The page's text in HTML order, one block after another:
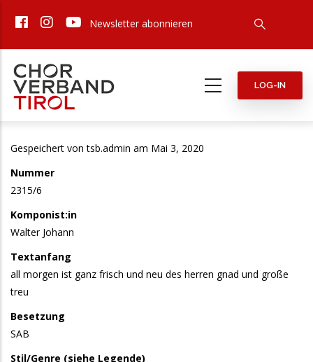
zum
Newsletter abonnieren
LOG-IN
Gespeichert vontsb.admin am Mai 3, 2020
Nummer
2315/6
Komponist:in
Walter Johann
Textanfang
all morgen ist ganz frisch und neu des herren gnad und große
treu
Besetzung
SAB
Stil/Genre (siehe Legende)